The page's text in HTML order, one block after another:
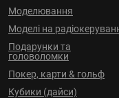
Моделювання
Моделі на
Подарунки та
головоломки
Покер, карти & гольф
Кубики (дайси)